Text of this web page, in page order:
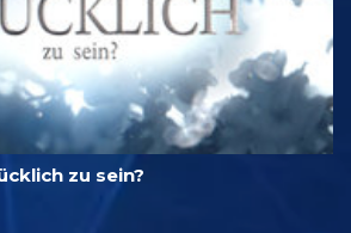
zu sein?